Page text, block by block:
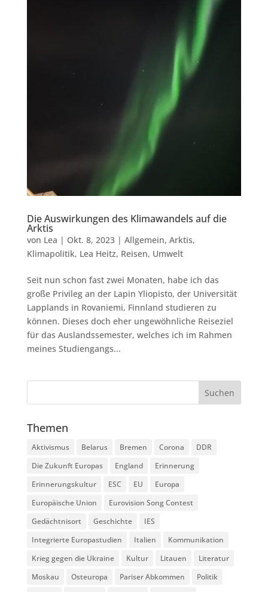
Die Auswirkungen des Klimawandels auf die
Arktis
von Lea | Okt. 8, 2023| Allgemein, Arktis,
Klimapolitik, Lea Heitz, Reisen, Umwelt
Seit nun schon fast zwei Monaten, habe ich das
große Privileg an der Lapin Yliopisto, der Universität
Lapplands in Rovaniemi, Finnland studieren zu
können. Dieses doch eher ungewöhnliche Reiseziel
für das Auslandssemester, welches ich im Rahmen
meines Studiengangs...
Themen
Aktivismus Belarus Bremen Corona
DDR
Die Zukunft Europas
England
Erinnerung
Erinnerungskultur
ESC EU
Europa
Europäische Union
Eurovision Song Contest
Gedächtnisort
Geschichte
IES
Integrierte Europastudien
Italien
Kommunikation
Krieg gegen die Ukraine
Kultur Litauen
Literatur
Moskau
Osteuropa Pariser Abkommen
Politik